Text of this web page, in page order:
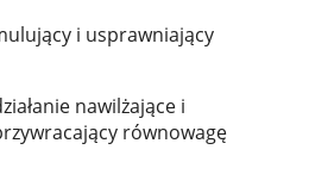
i usprawniający
nawilżające i
równowagę